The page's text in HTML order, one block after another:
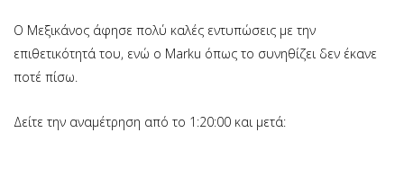
Ο Μεξικάνος άφησε πολύ καλές εντυπώσεις με την
επιθετικότητά του, ενώ ο Marku όπως το συνηθίζει δεν έκανε
ποτέ πίσω.
Δείτε την αναμέτρηση από το 1:20:00 και μετά: